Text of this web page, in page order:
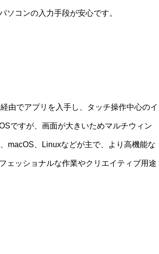
ソコンの入力手段が安心です。
由でアプリを入手し、タッチ操作中心のイ
ですが、画面が大きいためマルチウィン
macOS、Linuxなどが主で、より高機能な
ェッショナルな作業やクリエイティブ用途